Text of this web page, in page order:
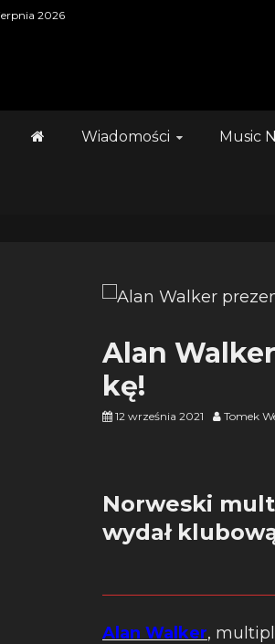
2026
Wiadomości Music
Alan
kę!
12 września 2021 Tomek
Norweski
wydał
Alan Walker,